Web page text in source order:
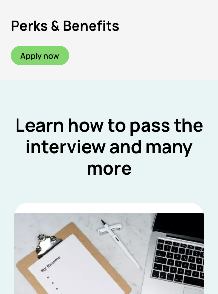
Perks & Benefits
Apply now
Learn how to pass the
interview and many
more